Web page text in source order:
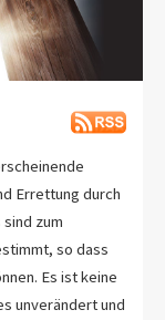
Errettung durch
zum
so dass
Es ist keine
unverändert und